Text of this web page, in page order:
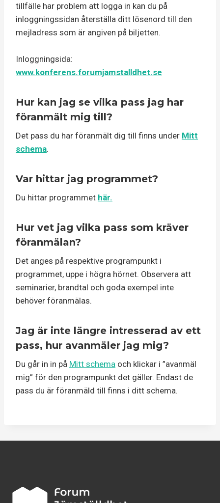
tillfälle har problem att logga in kan du på
inloggningssidan återställa ditt lösenord till den
mejladress som är angiven på biljetten.
Inloggningsida:
www.konferens.forumjamstalldhet.se
Hur kan jag se vilka pass jag har
föranmält mig till?
Det pass du har föranmält dig till finns under Mitt
schema.
Var hittar jag programmet?
Du hittar programmet här.
Hur vet jag vilka pass som kräver
föranmälan?
Det anges på respektive programpunkt i
programmet, uppe i högra hörnet. Observera att
seminarier, brandtal och goda exempel inte
behöver föranmälas.
Jag är inte längre intresserad av ett
pass, hur avanmäler jag mig?
Du går in in på Mitt schema och klickar i ”avanmäl
mig” för den programpunkt det gäller. Endast de
pass du är föranmäld till finns i ditt schema.